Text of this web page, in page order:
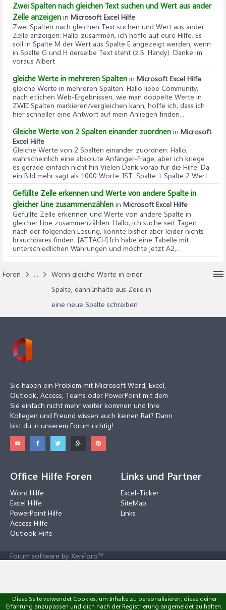
Zwei Spalten nach gleichen Text suchen und Wert aus ander
Zelle anzeigen in Microsoft Excel Hilfe
Zwei Spalten nach gleichen Text suchen und Wert aus ander
Zelle anzeigen: Hallo zusammen, ich hoffe auf eure Hilfe. Es
soll in Spalte M der Wert aus Spalte E angezeigt werden, wenn
in Spalte G und H derselbe Text steht (z.B. Handy). Danke im
voraus Albert
gleiche Werte in mehreren Spalten in Microsoft Excel Hilfe
gleiche Werte in mehreren Spalten: Hallo liebe Community,
nach etlichen Web-Ergebnissen, wie man doppelte Werte in
ZWEI Spalten markieren/vergleichen kann, hoffe ich, dass ich
hier schneller eine Antwort auf mein Anliegen finden...
Gleiche Werte von 2 Spalten einander zuordnen in Microsoft
Excel Hilfe
Gleiche Werte von 2 Spalten einander zuordnen: Hallo,
wahrscheinlich eine absolute Anfänger-Frage, aber ich kriege
es gerade einfach nicht hin Vielen Dank vorab für die Hilfe! Da
ein Bild mehr sagt als 1000 Worte: IST: Spalte 1 Spalte 2 Wert...
Gefüllte Zelle erkennen und Werte von andere Spalte in
gleicher Line zusammenzählen in Microsoft Excel Hilfe
Gefüllte Zelle erkennen und Werte von andere Spalte in
gleicher Line zusammenzählen: Hallo, ich suche seit Tagen
nach der folgenden Lösung, konnte bisher aber leider nichts
brauchbares finden. [ATTACH] Ich habe eine Tabelle mit
unterschiedlichen Währungen und möchte jetzt A2,...
Foren ...
Wenn gleiche Werte in einer
Spalte, dann Inhalte aus Zeile in
eine neue Spalte schreiben
Sie haben ein Problem mit Microsoft Word, Excel,
Outlook, Access, Teams oder PowerPoint mit dem
Sie einfach nicht mehr weiter kommen und Ihre
Kollegen und Freund wissen auch keinen Rat? Dann
bist du in unserem Forum richtig!
Office Hilfe Foren
Word Hilfe
Excel Hilfe
PowerPoint Hilfe
Access Hilfe
Outlook Hilfe
Links und Partner
Excel-Ticker
SiteMap
Links
Forum software by XenForo™
Diese Seite verwendet Cookies, um Inhalte zu personalisieren, diese deiner
Erfahrung anzupassen und dich nach der Registrierung angemeldet zu halten.